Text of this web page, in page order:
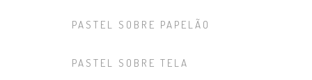
PASTEL SOBRE PAPELÃO
PASTEL SOBRE TELA